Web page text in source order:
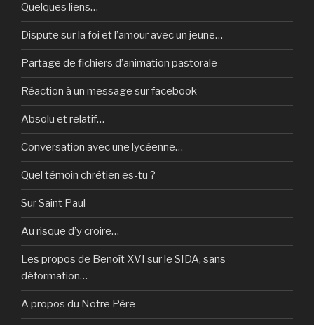
Quelques liens…
Dispute sur la foi et l’amour avec un jeune…
Partage de fichiers d’animation pastorale
Réaction à un message sur facebook
Absolu et relatif…
Conversation avec une lycéenne…
Quel témoin chrétien es-tu ?
Sur Saint Paul
Au risque d’y croire…
Les propos de Benoît XVI sur le SIDA, sans
déformation…
A propos du Notre Père